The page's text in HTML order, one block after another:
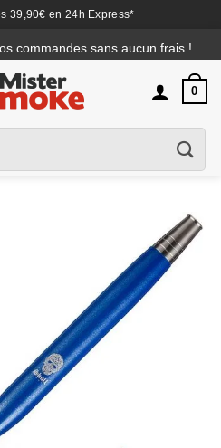
39,90€ en 24h Express*
commandes sans aucun frais !
0